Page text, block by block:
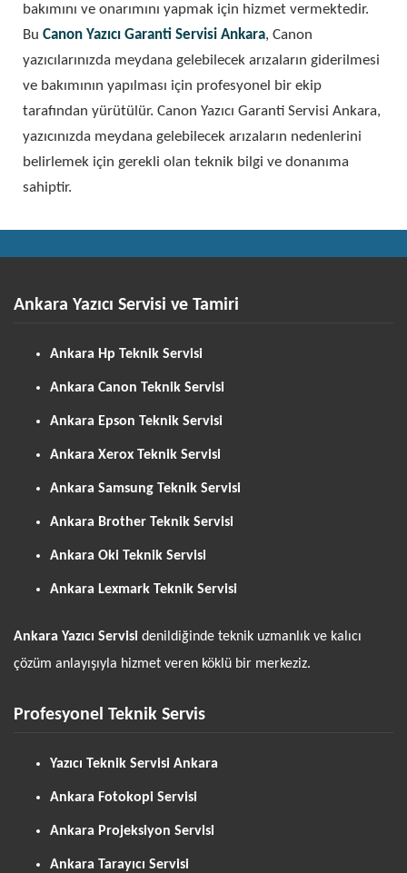
bakımını ve onarımını yapmak için hizmet vermektedir.
Bu Canon Yazıcı Garanti Servisi Ankara, Canon
yazıcılarınızda meydana gelebilecek arızaların giderilmesi
ve bakımının yapılması için profesyonel bir ekip
tarafından yürütülür. Canon Yazıcı Garanti Servisi Ankara,
yazıcınızda meydana gelebilecek arızaların nedenlerini
belirlemek için gerekli olan teknik bilgi ve donanıma
sahiptir.
Ankara Yazıcı Servisi ve Tamiri
Ankara Hp Teknik Servisi
Ankara Canon Teknik Servisi
Ankara Epson Teknik Servisi
Ankara Xerox Teknik Servisi
Ankara Samsung Teknik Servisi
Ankara Brother Teknik Servisi
Ankara Oki Teknik Servisi
Ankara Lexmark Teknik Servisi
Ankara Yazıcı Servisi denildiğinde teknik uzmanlık ve kalıcı
çözüm anlayışıyla hizmet veren köklü bir merkeziz.
Profesyonel Teknik Servis
Yazıcı Teknik Servisi Ankara
Ankara Fotokopi Servisi
Ankara Projeksiyon Servisi
Ankara Tarayıcı Servisi